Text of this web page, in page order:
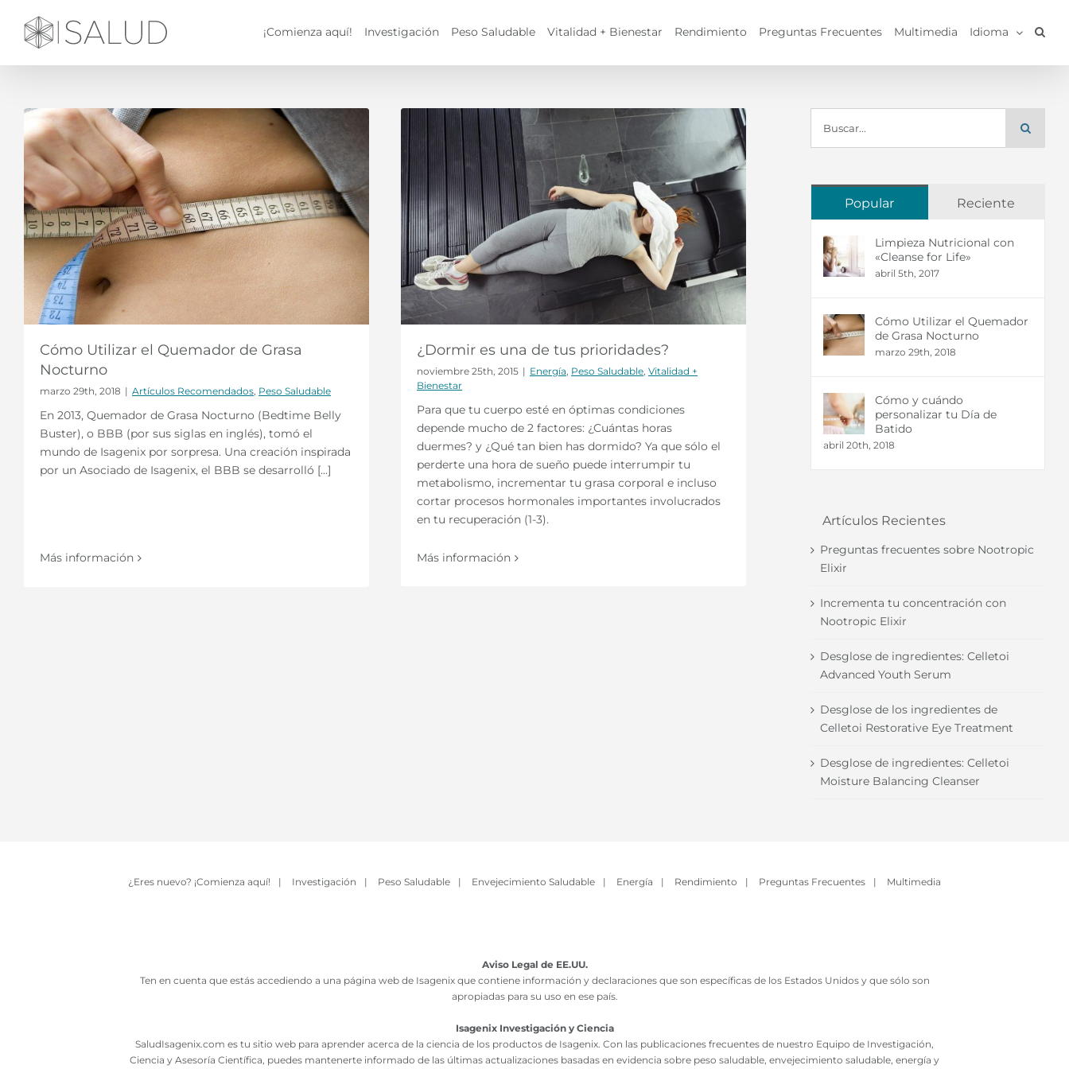
contenido
¡Comienza aquí! Investigación Peso Saludable Vitalidad + Bienestar Rendimiento Preguntas Frecuentes Multimedia Idioma
Cómo Utilizar el Quemador de Grasa
Nocturno
marzo 29th, 2018 | Artículos Recomendados Peso Saludable
En 2013, Quemador de Grasa Nocturno (Bedtime Belly
Buster), o BBB (por sus siglas en inglés), tomó el
mundo de Isagenix por sorpresa. Una creación inspirada
por un Asociado de Isagenix, el BBB se desarrolló [...]
Más información
¿Dormir es una de tus prioridades?
noviembre 25th, 2015 | Energía Peso Saludable Vitalidad +
Bienestar
Para que tu cuerpo esté en óptimas condiciones
depende mucho de 2 factores: ¿Cuántas horas
duermes? y ¿Qué tan bien has dormido? Ya que sólo el
perderte una hora de sueño puede interrumpir tu
metabolismo, incrementar tu grasa corporal e incluso
cortar procesos hormonales importantes involucrados
en tu recuperación (1-3).
Más información
Popular Reciente
Limpieza Nutricional con
«Cleanse for Life»
abril 5th, 2017
Cómo Utilizar el Quemador
de Grasa Nocturno
marzo 29th, 2018
Cómo y cuándo
personalizar tu Día de
Batido
abril 20th, 2018
Artículos Recientes
Preguntas frecuentes sobre Nootropic
Elixir
Incrementa tu concentración con
Nootropic Elixir
Desglose de ingredientes: Celletoi
Advanced Youth Serum
Desglose de los ingredientes de
Celletoi Restorative Eye Treatment
Desglose de ingredientes: Celletoi
Moisture Balancing Cleanser
¿Eres nuevo? ¡Comienza aquí! | Investigación | Peso Saludable | Envejecimiento Saludable | Energía | Rendimiento | Preguntas Frecuentes | Multimedia
Aviso Legal de EE.UU.
Ten en cuenta que estás accediendo a una página web de Isagenix que contiene información y declaraciones que son específicas de los Estados Unidos y que sólo son
apropiadas para su uso en ese país.
Isagenix Investigación y Ciencia
SaludIsagenix.com es tu sitio web para aprender acerca de la ciencia de los productos de Isagenix. Con las publicaciones frecuentes de nuestro Equipo de Investigación,
Ciencia y Asesoría Científica, puedes mantenerte informado de las últimas actualizaciones basadas en evidencia sobre peso saludable, envejecimiento saludable, energía y